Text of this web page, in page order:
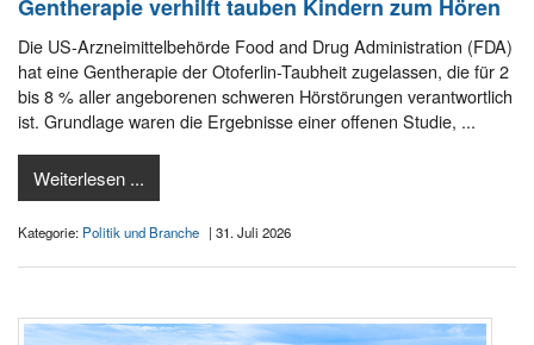
Gentherapie verhilft tauben Kindern zum Hören
Die US-Arzneimittelbehörde Food and Drug Administration (FDA)
hat eine Gentherapie der Otoferlin-Taubheit zugelassen, die für 2
bis 8 % aller angeborenen schweren Hörstörungen verantwortlich
ist. Grundlage waren die Ergebnisse einer offenen Studie, ...
Weiterlesen ...
Kategorie: Politik und Branche | 31. Juli 2026